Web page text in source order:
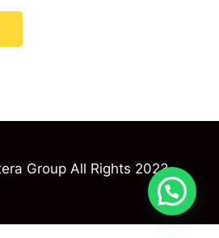
Group All Rights 2023